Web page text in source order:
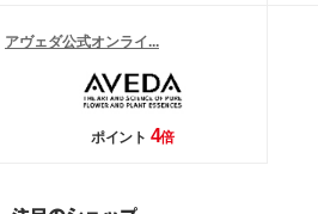
アヴェダ公式オンライ...
ポイント 4倍